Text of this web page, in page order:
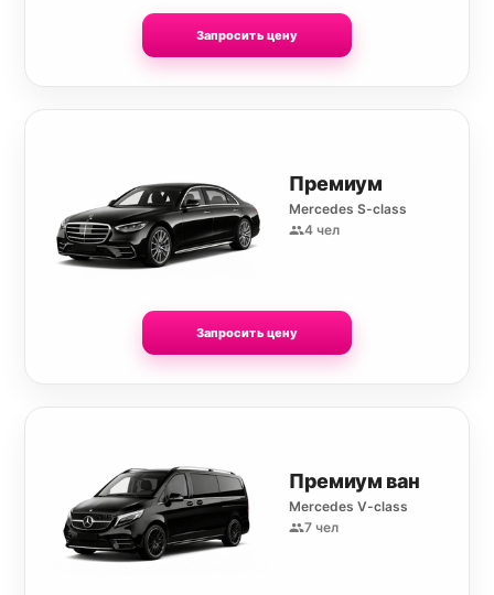
Запросить цену
Премиум
Mercedes S-class
4 чел
Запросить цену
Премиум ван
Mercedes V-class
7 чел